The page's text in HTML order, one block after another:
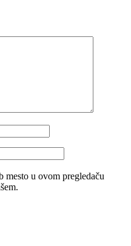
mesto u ovom pregledaču